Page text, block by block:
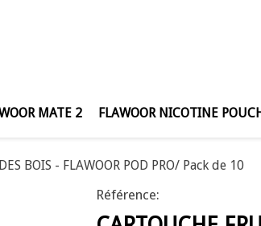
MATE 2 FLAWOOR NICOTINE
BOIS - FLAWOOR POD PRO/ Pack de 10
Référence: